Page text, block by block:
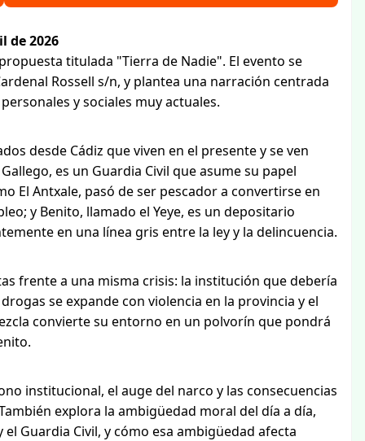
de 2026
titulada "Tierra de Nadie". El evento se
Rossell s/n, y plantea una narración centrada
y sociales muy actuales.
desde Cádiz que viven en el presente y se ven
es un Guardia Civil que asume su papel
El Antxale, pasó de ser pescador a convertirse en
y Benito, llamado el Yeye, es un depositario
en una línea gris entre la ley y la delincuencia.
frente a una misma crisis: la institución que debería
se expande con violencia en la provincia y el
convierte su entorno en un polvorín que pondrá
institucional, el auge del narco y las consecuencias
explora la ambigüedad moral del día a día,
Guardia Civil, y cómo esa ambigüedad afecta